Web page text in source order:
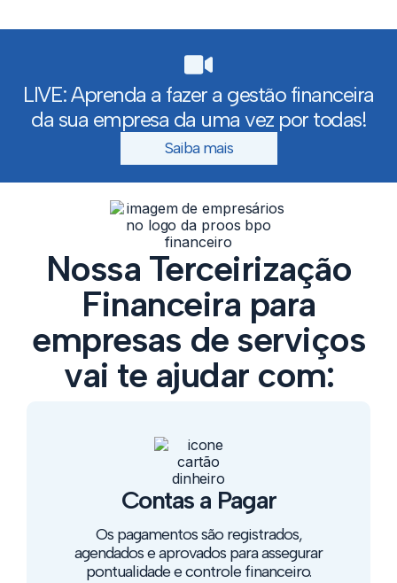
LIVE: Aprenda a fazer a gestão financeira
da sua empresa da uma vez por todas!
Saiba mais
Nossa Terceirização
Financeira para
empresas de serviços
vai te ajudar com:
Contas a Pagar
Os pagamentos são registrados,
agendados e aprovados para assegurar
pontualidade e controle financeiro.